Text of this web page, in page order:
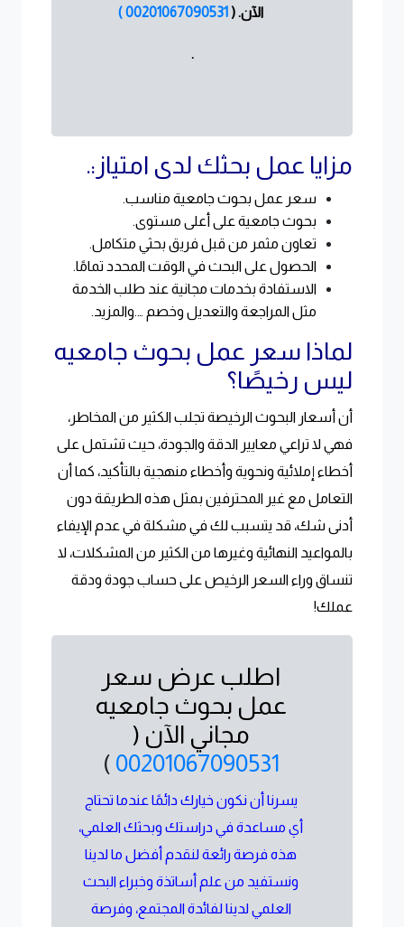
الآن. (
00201067090531 )
.
مزايا عمل بحثك لدى امتياز:.
سعر عمل بحوث جامعية مناسب.
بحوث جامعية على أعلى مستوى.
تعاون مثمر من قبل فريق بحثي متكامل.
الحصول على البحث في الوقت المحدد تمامًا.
الاستفادة بخدمات مجانية عند طلب الخدمة
مثل المراجعة والتعديل وخصم ….والمزيد.
لماذا سعر عمل بحوث جامعيه
ليس رخيصًا؟
أن أسعار البحوث الرخيصة تجلب الكثير من المخاطر،
فهي لا تراعي معايير الدقة والجودة، حيث تشتمل على
أخطاء إملائية ونحوية وأخطاء منهجية بالتأكيد، كما أن
التعامل مع غير المحترفين بمثل هذه الطريقة دون
أدنى شك، قد يتسبب لك في مشكلة في عدم الإيفاء
بالمواعيد النهائية وغيرها من الكثير من المشكلات، لا
تنساق وراء السعر الرخيص على حساب جودة ودقة
عملك!
اطلب عرض سعر
عمل بحوث جامعيه
مجاني الآن (
00201067090531
)
يسرنا أن نكون خيارك دائمًا عندما تحتاج
أي مساعدة في دراستك وبحثك العلمي،
هذه فرصة رائعة لنقدم أفضل ما لدينا
ونستفيد من علم أساتذة وخبراء البحث
العلمي لدينا لفائدة المجتمع، وفرصة